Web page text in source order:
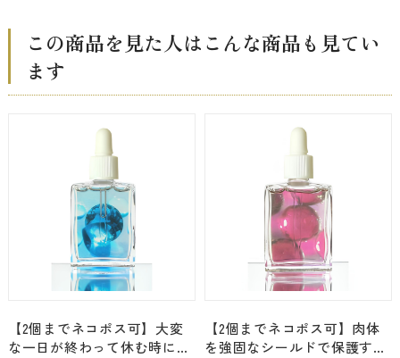
この商品を見た人はこんな商品も見てい
ます
【2個までネコポス可】大変
な一日が終わって休む時に＜
【2個までネコポス可】肉体
を強固なシールドで保護する